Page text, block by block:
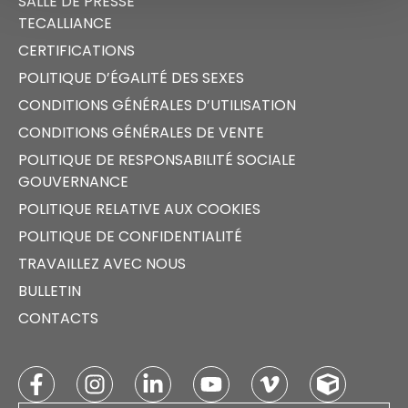
TECALLIANCE
CERTIFICATIONS
POLITIQUE D’ÉGALITÉ DES SEXES
CONDITIONS GÉNÉRALES D’UTILISATION
CONDITIONS GÉNÉRALES DE VENTE
POLITIQUE DE RESPONSABILITÉ SOCIALE
GOUVERNANCE
POLITIQUE RELATIVE AUX COOKIES
POLITIQUE DE CONFIDENTIALITÉ
TRAVAILLEZ AVEC NOUS
BULLETIN
CONTACTS